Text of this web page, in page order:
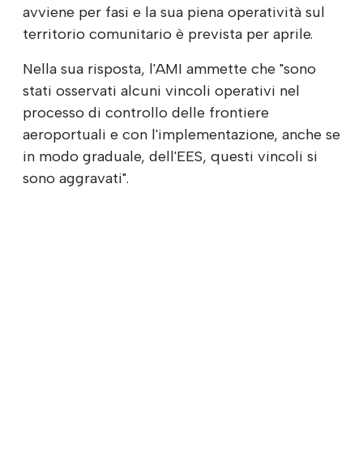
avviene per fasi e la sua piena operatività sul
territorio comunitario è prevista per aprile.
Nella sua risposta, l'AMI ammette che "sono
stati osservati alcuni vincoli operativi nel
processo di controllo delle frontiere
aeroportuali e con l'implementazione, anche se
in modo graduale, dell'EES, questi vincoli si
sono aggravati".